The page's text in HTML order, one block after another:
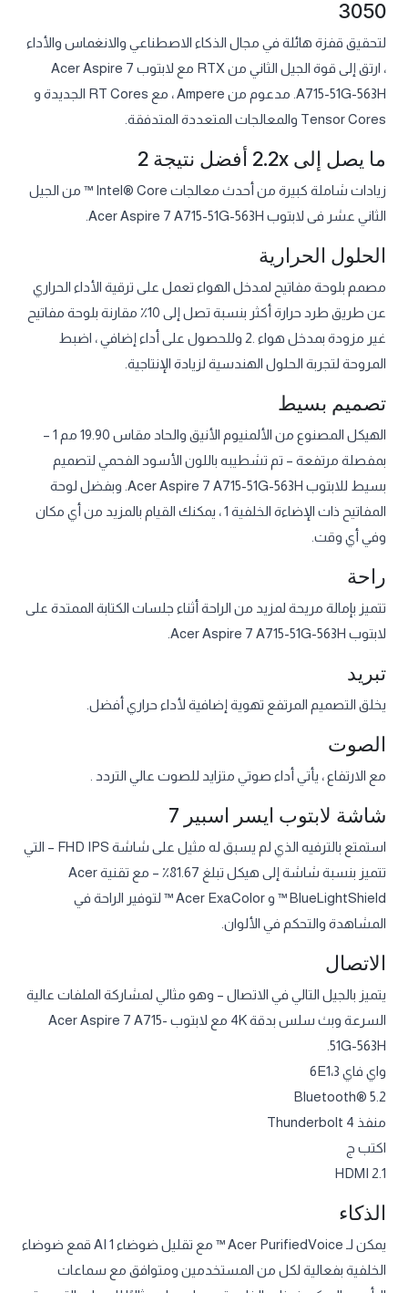
3050
لتحقيق قفزة هائلة في مجال الذكاء الاصطناعي والانغماس والأداء
، ارتق إلى قوة الجيل الثاني من RTX مع لابتوب Acer Aspire 7
A715-51G-563H. مدعوم من Ampere ، مع RT Cores الجديدة و
Tensor Cores والمعالجات المتعددة المتدفقة.
ما يصل إلى 2.2x أفضل نتيجة 2
زيادات شاملة كبيرة من أحدث معالجات Intel® Core ™ من الجيل
الثاني عشر فى لابتوب Acer Aspire 7 A715-51G-563H.
الحلول الحرارية
مصمم بلوحة مفاتيح لمدخل الهواء تعمل على ترقية الأداء الحراري
عن طريق طرد حرارة أكثر بنسبة تصل إلى 10٪ مقارنة بلوحة مفاتيح
غير مزودة بمدخل هواء .2 وللحصول على أداء إضافي ، اضبط
المروحة لتجربة الحلول الهندسية لزيادة الإنتاجية.
تصميم بسيط
الهيكل المصنوع من الألمنيوم الأنيق والحاد مقاس 19.90 مم 1 –
بمفصلة مرتفعة – تم تشطيبه باللون الأسود الفحمي لتصميم
بسيط للابتوب Acer Aspire 7 A715-51G-563H. وبفضل لوحة
المفاتيح ذات الإضاءة الخلفية 1 ، يمكنك القيام بالمزيد من أي مكان
وفي أي وقت.
راحة
تتميز بإمالة مريحة لمزيد من الراحة أثناء جلسات الكتابة الممتدة على
لابتوب Acer Aspire 7 A715-51G-563H.
تبريد
يخلق التصميم المرتفع تهوية إضافية لأداء حراري أفضل.
الصوت
مع الارتفاع ، يأتي أداء صوتي متزايد للصوت عالي التردد .
شاشة لابتوب ايسر اسبير 7
استمتع بالترفيه الذي لم يسبق له مثيل على شاشة FHD IPS – التي
تتميز بنسبة شاشة إلى هيكل تبلغ 81.67٪ – مع تقنية Acer
BlueLightShield ™ و Acer ExaColor ™ لتوفير الراحة في
المشاهدة والتحكم في الألوان.
الاتصال
يتميز بالجيل التالي في الاتصال – وهو مثالي لمشاركة الملفات عالية
السرعة وبث سلس بدقة 4K مع لابتوب Acer Aspire 7 A715-
51G-563H.
واي فاي 6E1،3
Bluetooth® 5.2
منفذ Thunderbolt 4
اكتب ج
HDMI 2.1
الذكاء
يمكن لـ Acer PurifiedVoice ™ مع تقليل ضوضاء AI 1 قمع ضوضاء
الخلفية بفعالية لكل من المستخدمين ومتوافق مع سماعات